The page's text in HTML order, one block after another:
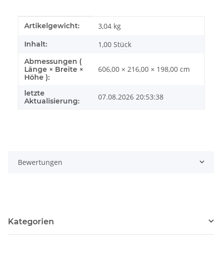
Produkteigenschaft
Wert
Artikelgewicht: 3,04 kg
Inhalt: 1,00 Stück
Abmessungen (
Länge × Breite ×
Höhe ):
606,00 × 216,00 × 198,00 cm
letzte
Aktualisierung:
07.08.2026 20:53:38
Bewertungen
Kategorien